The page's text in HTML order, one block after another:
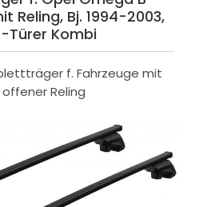
Reling, Bj. 1994-2003,
Türer Kombi
f. Fahrzeuge mit
offener Reling